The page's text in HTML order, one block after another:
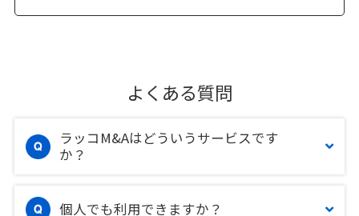
よくある質問
ラッコM&Aはどういうサービスです
か？
個人でも利用できますか？